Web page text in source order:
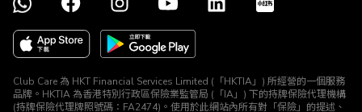
Club Care 為 HKT Financial Services Limited (「HKTIA」) 所經營的一個服務
品牌。HKTIA 為香港特別行政區保險業監管局 (「IA」) 下的持牌保險代理機構
(持牌保險代理牌照號碼：FA2474)。使用於此網站內所有對「保險」的提述、